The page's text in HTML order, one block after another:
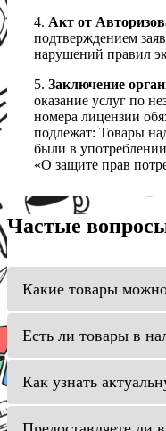
4. Акт от
подтверждением
нарушений правил
5. Заключение
оказание услуг по
номера лицензии
подлежат: Товары
были в
«О защите прав
Частые
Какие товары
Есть ли товары в
Как узнать